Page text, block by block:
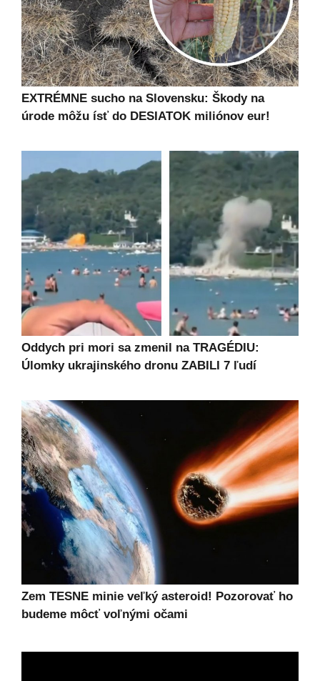
EXTRÉMNE sucho na Slovensku: Škody na
úrode môžu ísť do DESIATOK miliónov eur!
Oddych pri mori sa zmenil na TRAGÉDIU:
Úlomky ukrajinského dronu ZABILI 7 ľudí
Zem TESNE minie veľký asteroid! Pozorovať ho
budeme môcť voľnými očami